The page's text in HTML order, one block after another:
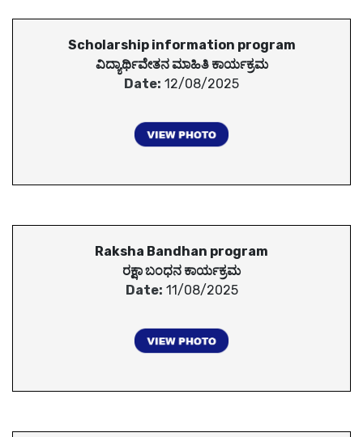
Scholarship information program
ವಿದ್ಯಾರ್ಥಿವೇತನ ಮಾಹಿತಿ ಕಾರ್ಯಕ್ರಮ
Date: 12/08/2025
Raksha Bandhan program
ರಕ್ಷಾ ಬಂಧನ ಕಾರ್ಯಕ್ರಮ
Date: 11/08/2025